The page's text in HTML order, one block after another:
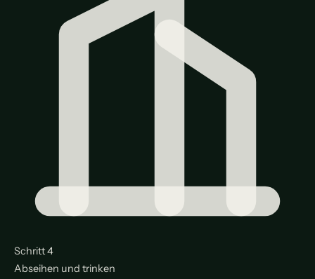
Schritt 4
Abseihen und trinken